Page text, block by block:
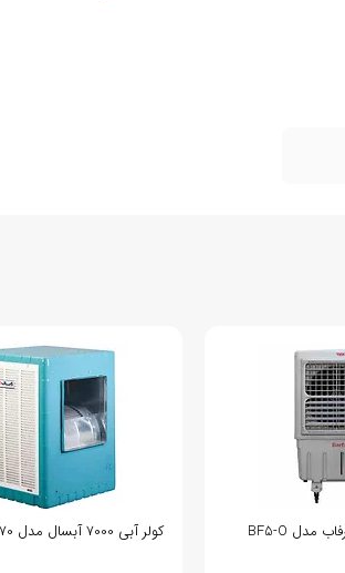
کولر آبی 7000 آبسال مدل AC70 - باکنترل